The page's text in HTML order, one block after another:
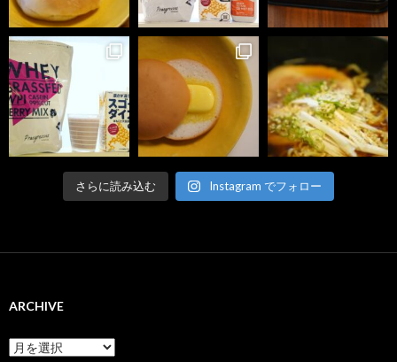
さらに読み込む Instagram でフォロー
ARCHIVE
ARCHIVE